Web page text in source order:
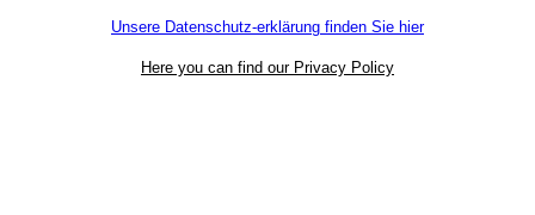
Unsere Datenschutz-erklärung finden Sie hier
Here you can find our Privacy Policy